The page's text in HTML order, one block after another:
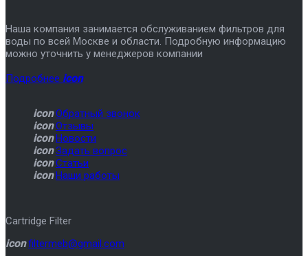
Наша компания занимается обслуживанием фильтров для
воды по всей Москве и области. Подробную информацию
можно уточнить у менеджеров компании
Подробнее icon
icon Обратный звонок
icon Отзывы
icon Новости
icon Задать вопрос
icon Статьи
icon Наши работы
Cartridge Filter
icon filtermeb@gmail.com